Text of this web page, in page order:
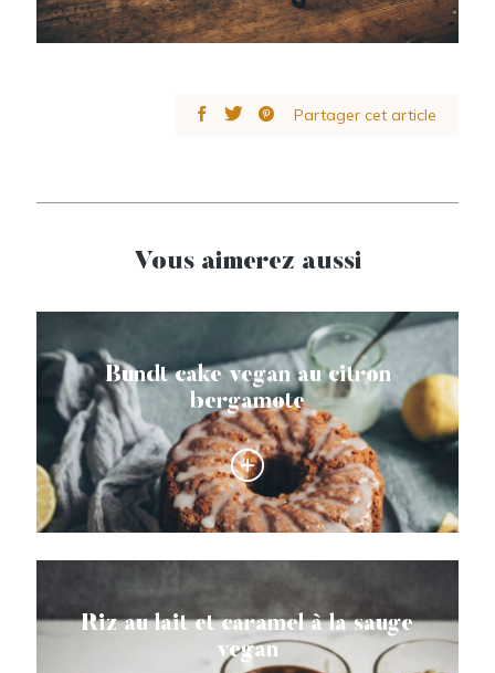
Partager cet article
Vous aimerez aussi
Bundt cake vegan au citron
bergamote
Riz au lait et caramel à la sauge
vegan